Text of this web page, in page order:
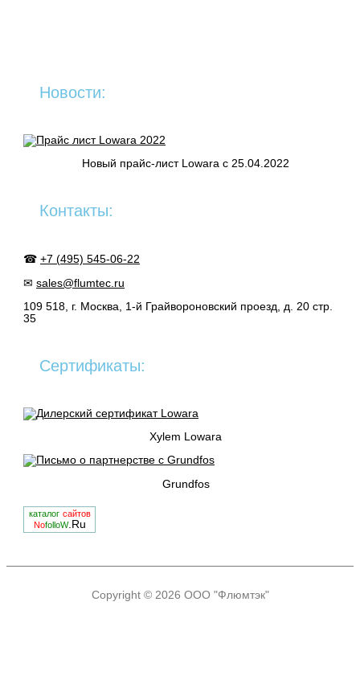
Новости:
Новый прайс-лист Lowara c 25.04.2022
Контакты:
☎+7 (495) 545-06-22
✉sales@flumtec.ru
109 518, г. Москва, 1-й Грайвороновский проезд, д. 20 стр.
35
Сертификаты:
Xylem Lowara
Grundfos
каталог сайтов
NofolloW.Ru
Copyright © 2026 ООО "Флюмтэк"